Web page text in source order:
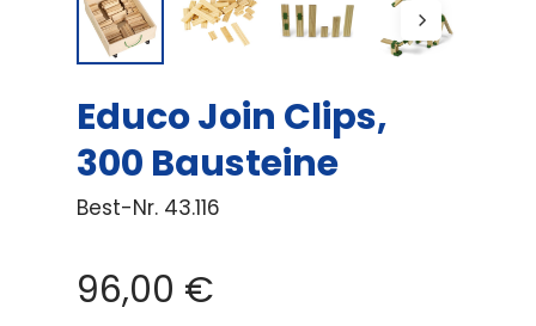
Educo Join Clips,
300 Bausteine
Best-Nr. 43.116
96,00 €